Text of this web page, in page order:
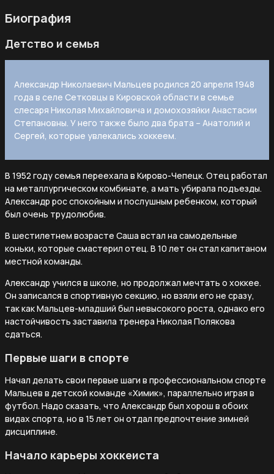
Биография
Детство и семья
Александр Николаевич Мальцев родился 20 апреля 1948
года в селе Сетковцы в Кировской области в семье
слесаря Николая Михайловича и домохозяйки Анастасии
Степановны. У него также было два брата – Анатолий и
Сергей, которые увлекались хоккеем.
В 1952 году семья переехала в Кирово-Чепецк. Отец работал
на металлургическом комбинате, а мать убирала подъезды.
Александр рос спокойным и послушным ребенком, который
был очень трудолюбив.
В шестилетнем возрасте Саша встал на самодельные
коньки, которые смастерил отец. В 10 лет он стал капитаном
местной команды.
Александр учился в школе, но продолжал мечтать о хоккее.
Он записался в спортивную секцию, но взяли его не сразу,
так как Мальцев-младший был невысокого роста, однако его
настойчивость заставила тренера Николая Полякова
сдаться.
Первые шаги в спорте
Начал делать свои первые шаги в профессиональном спорте
Мальцев в детской команде «Химик», параллельно играя в
футбол. Надо сказать, что Александр был хорош в обоих
видах спорта, но в 15 лет он отдал предпочтение зимней
дисциплине.
Начало карьеры хоккеиста